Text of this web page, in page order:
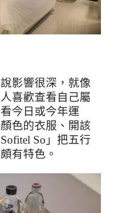
影響很深，就像
喜歡查看自己屬
今日或今年運
色的衣服、開該
Sofitel So 」把五行
有特色。